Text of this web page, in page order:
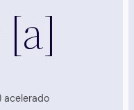
acelerado